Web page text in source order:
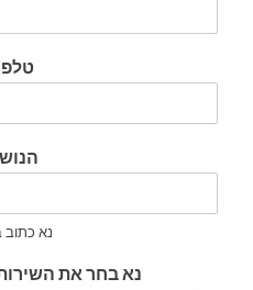
נא
נא בחר את